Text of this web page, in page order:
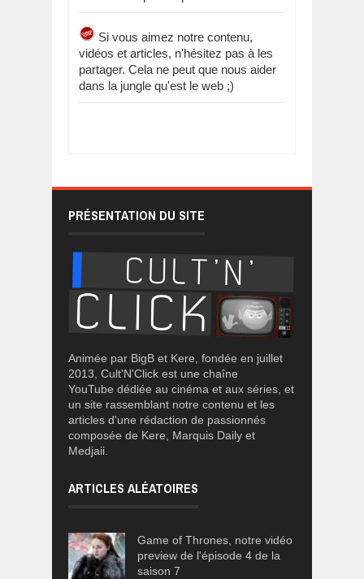
Si vous aimez notre contenu,
vidéos et articles, n'hésitez pas à les
partager. Cela ne peut que nous aider
dans la jungle qu'est le web ;)
PRÉSENTATION DU SITE
Animée par BigB et Kere, fondée en juillet
2013, Cult'N'Click est une chaîne
YouTube dédiée au cinéma et aux séries, et
un site rassemblant notre contenu et les
articles d'une rédaction de passionnés
composée de Kere, Marquis Daily et
Medjaii.
ARTICLES ALÉATOIRES
Game of Thrones, notre vidéo
preview de l'épisode 4 de la
saison 7